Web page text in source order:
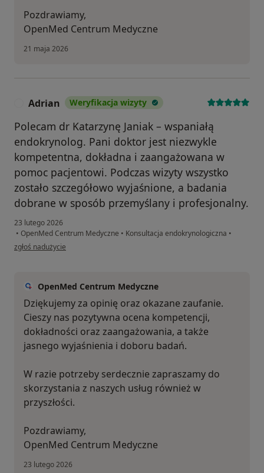
Pozdrawiamy,
OpenMed Centrum Medyczne
21 maja 2026
Adrian Weryfikacja wizyty
Polecam dr Katarzynę Janiak – wspaniałą
endokrynolog. Pani doktor jest niezwykle
kompetentna, dokładna i zaangażowana w
pomoc pacjentowi. Podczas wizyty wszystko
zostało szczegółowo wyjaśnione, a badania
dobrane w sposób przemyślany i profesjonalny.
23 lutego 2026
• OpenMed Centrum Medyczne • Konsultacja endokrynologiczna •
w opinii użytkownika Adrian
zgłoś nadużycie
OpenMed Centrum Medyczne
Dziękujemy za opinię oraz okazane zaufanie.
Cieszy nas pozytywna ocena kompetencji,
dokładności oraz zaangażowania, a także
jasnego wyjaśnienia i doboru badań.
W razie potrzeby serdecznie zapraszamy do
skorzystania z naszych usług również w
przyszłości.
Pozdrawiamy,
OpenMed Centrum Medyczne
23 lutego 2026